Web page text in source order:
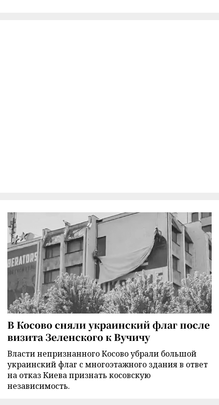
В Косово сняли украинский флаг после
визита Зеленского к Вучичу
Власти непризнанного Косово убрали большой
украинский флаг с многоэтажного здания в ответ
на отказ Киева признать косовскую
независимость.